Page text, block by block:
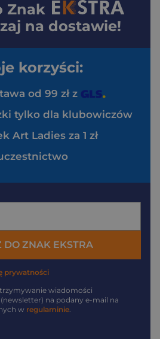
Znak
na dostawie!
korzyści:
od 99 zł z
tylko dla klubowiczów
Art Ladies za 1 zł
DO ZNAK EKSTRA
prywatności
wiadomości
na podany e-mail na
w regulaminie.